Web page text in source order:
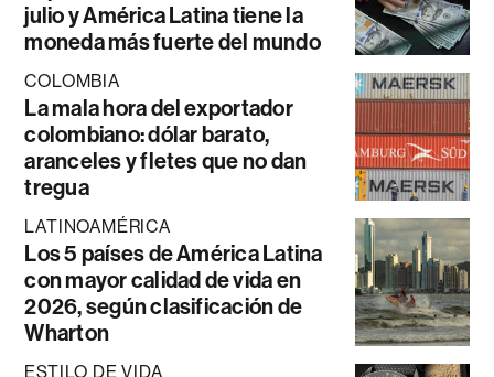
julio y América Latina tiene la
moneda más fuerte del mundo
COLOMBIA
La mala hora del exportador
colombiano: dólar barato,
aranceles y fletes que no dan
tregua
LATINOAMÉRICA
Los 5 países de América Latina
con mayor calidad de vida en
2026, según clasificación de
Wharton
ESTILO DE VIDA